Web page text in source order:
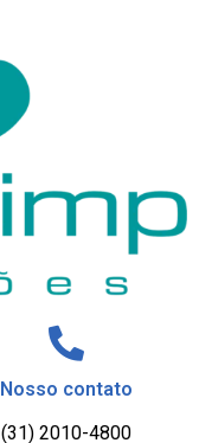
Nosso contato
(31) 2010-4800